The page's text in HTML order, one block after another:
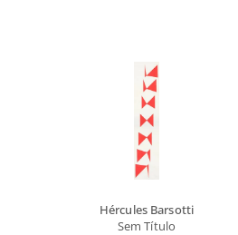
Hércules Barsotti
Sem Título